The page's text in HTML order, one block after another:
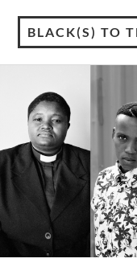
BLACK(S) TO